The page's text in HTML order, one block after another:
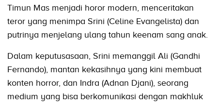
Timun Mas menjadi horor modern, menceritakan
teror yang menimpa Srini (Celine Evangelista) dan
putrinya menjelang ulang tahun keenam sang anak.
Dalam keputusasaan, Srini memanggil Ali (Gandhi
Fernando), mantan kekasihnya yang kini membuat
konten horror, dan Indra (Adnan Djani), seorang
medium yang bisa berkomunikasi dengan makhluk